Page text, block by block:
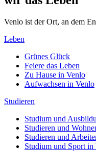
Venlo ist der Ort, an dem
Leben
Grünes Glück
Feiere das Leben
Zu Hause in Venlo
Aufwachsen in Venlo
Studieren
Studium und
Studieren und
Studieren und
Studium und Sport in